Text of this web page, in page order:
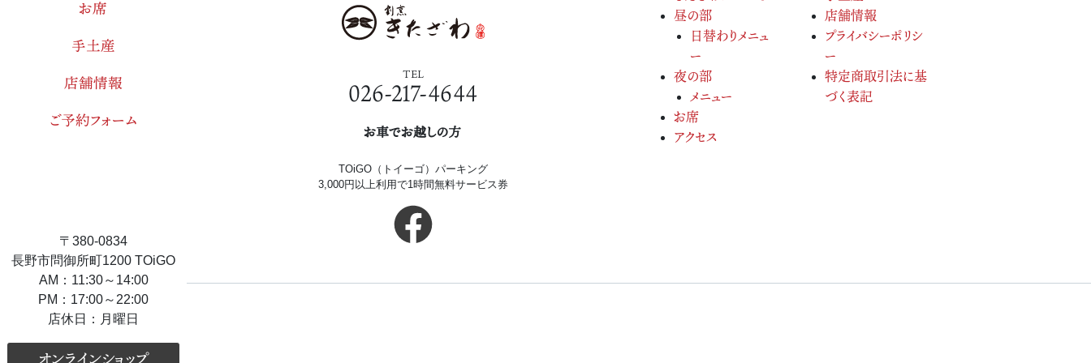
お席
手土産
店舗情報
ご予約フォーム
〒380-0834
長野市問御所町1200 TOiGO
AM：11:30～14:00
PM：17:00～22:00
店休日：月曜日
TEL
026-217-4644
お車でお越しの方
TOiGO（トイーゴ）パーキング
3,000円以上利用で1時間無料サービス券
昼の部
日替わりメニュ
ー
夜の部
メニュー
お席
アクセス
店舗情報
プライバシーポリシ
ー
特定商取引法に基
づく表記